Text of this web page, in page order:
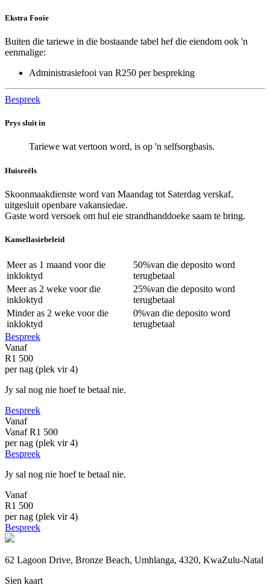
Ekstra Fooie
Buiten die tariewe in die bostaande tabel hef die eiendom ook 'n
eenmalige:
Administrasiefooi van R250 per bespreking
Bespreek
Prys sluit in
Tariewe wat vertoon word, is op 'n selfsorgbasis.
Huisreëls
Skoonmaakdienste word van Maandag tot Saterdag verskaf,
uitgesluit openbare vakansiedae.
Gaste word versoek om hul eie strandhanddoeke saam te bring.
Kansellasiebeleid
Meer as 1 maand voor die
inkloktyd
50%van die deposito word
terugbetaal
Meer as 2 weke voor die
inkloktyd
25%van die deposito word
terugbetaal
Minder as 2 weke voor die
inkloktyd
0%van die deposito word
terugbetaal
Bespreek
Vanaf
R1 500
per nag (plek vir 4)
Jy sal nog nie hoef te betaal nie.
Bespreek
Vanaf
Vanaf R1 500
per nag (plek vir 4)
Bespreek
Jy sal nog nie hoef te betaal nie.
Vanaf
R1 500
per nag (plek vir 4)
Bespreek
62 Lagoon Drive, Bronze Beach, Umhlanga, 4320, KwaZulu-Natal
Sien kaart